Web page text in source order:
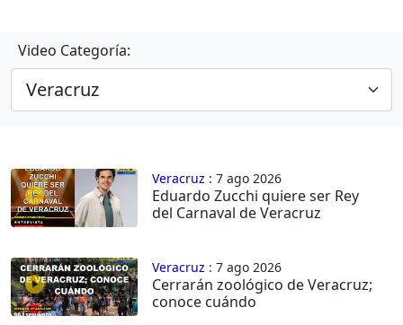
Video Categoría:
Veracruz : 7 ago 2026
Eduardo Zucchi quiere ser Rey
del Carnaval de Veracruz
Veracruz : 7 ago 2026
Cerrarán zoológico de Veracruz;
conoce cuándo